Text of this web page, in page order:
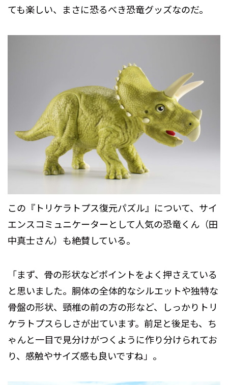
ても楽しい、まさに恐るべき恐竜グッズなのだ。
この『トリケラトプス復元パズル』について、サイ
エンスコミュニケーターとして人気の恐竜くん（田
中真士さん）も絶賛している。
「まず、骨の形状などポイントをよく押さえている
と思いました。胴体の全体的なシルエットや独特な
骨盤の形状、頸椎の前の方の形など、しっかりトリ
ケラトプスらしさが出ています。前足と後足も、ち
ゃんと一目で見分けがつくように作り分けられてお
り、感触やサイズ感も良いですね」。